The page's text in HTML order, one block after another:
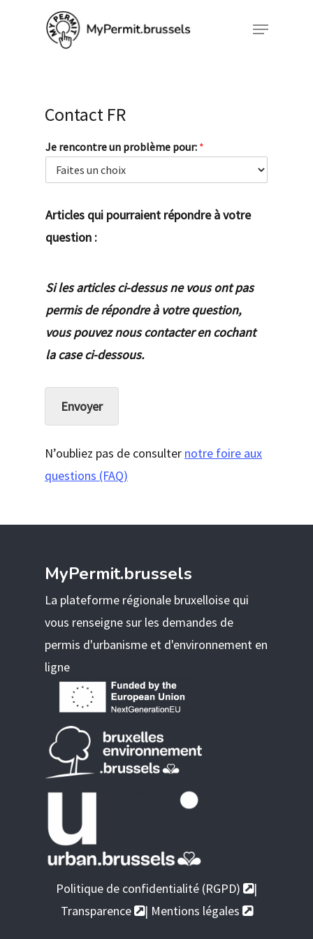
Menu
Contact FR
Je rencontre un problème pour: *
Articles qui pourraient répondre à votre
question :
Si les articles ci-dessus ne vous ont pas
permis de répondre à votre question,
vous pouvez nous contacter en cochant
la case ci-dessous.
Envoyer
N’oubliez pas de consulter notre foire aux
questions (FAQ)
MyPermit.brussels
La plateforme régionale bruxelloise qui
vous renseigne sur les demandes de
permis d'urbanisme et d'environnement en
ligne
Politique de confidentialité (RGPD)
|
Transparence
| Mentions légales